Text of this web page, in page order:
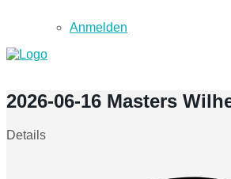
Anmelden
2026-06-16 Masters
Details